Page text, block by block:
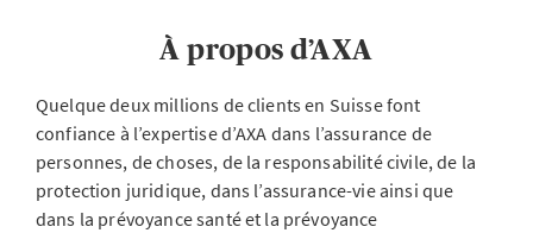
À propos d’AXA
Quelque deux millions de clients en Suisse font
confiance à l’expertise d’AXA dans l’assurance de
personnes, de choses, de la responsabilité civile, de la
protection juridique, dans l’assurance-vie ainsi que
dans la prévoyance santé et la prévoyance